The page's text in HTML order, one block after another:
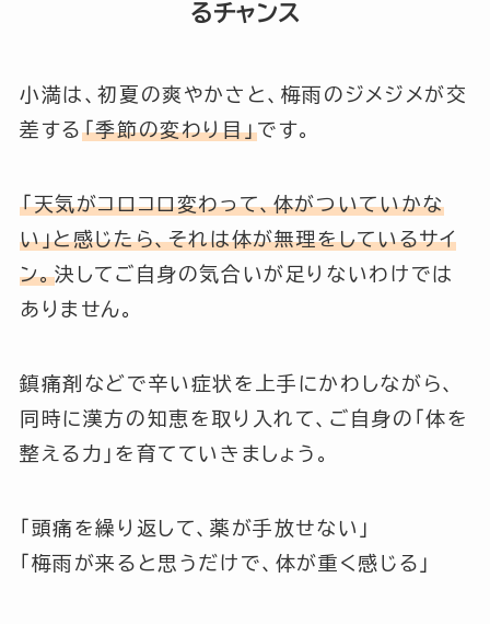
るチャンス
小満は、初夏の爽やかさと、梅雨のジメジメが交
差する 「季節の変わり目」です。
「天気がコロコロ変わって、体がついていかな
い」と感じたら、それは体が無理をしているサイ
ン。決してご自身の気合いが足りないわけでは
ありません。
鎮痛剤などで辛い症状を上手にかわしながら、
同時に漢方の知恵を取り入れて、ご自身の「体を
整える力」を育てていきましょう。
「頭痛を繰り返して、薬が手放せない」
「梅雨が来ると思うだけで、体が重く感じる」